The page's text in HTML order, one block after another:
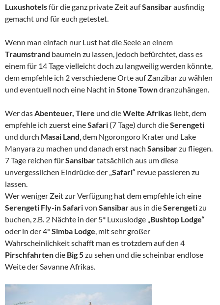
Luxushotelsfür die ganz private Zeit aufSansibarausfindig
gemacht und für euch getestet.
Wenn man einfach nur Lust hat die Seele an einem
Traumstrand baumeln zu lassen, jedoch befürchtet, dass es
einem für 14 Tage vielleicht doch zu langweilig werden könnte,
dem empfehle ich 2 verschiedene Orte auf Zanzibar zu wählen
und eventuell noch eine Nacht in Stone Towndranzuhängen.
Wer dasAbenteuer, Tiere und dieWeite Afrikas liebt, dem
empfehle ich zuerst eineSafari (7 Tage) durch dieSerengeti
und durch Masai Land, dem Ngorongoro Krater und Lake
Manyara zu machen und danach erst nach Sansibarzu fliegen.
7 Tage reichen fürSansibartatsächlich aus um diese
unvergesslichen Eindrücke der „Safari“ revue passieren zu
lassen.
Wer weniger Zeit zur Verfügung hat dem empfehle ich eine
Serengeti Fly-in Safarivon Sansibaraus in dieSerengetizu
buchen, z.B. 2 Nächte in der 5* Luxuslodge „Bushtop Lodge“
oder in der 4*Simba Lodge, mit sehr großer
Wahrscheinlichkeit schafft man es trotzdem auf den 4
Pirschfahrtendie Big 5zu sehen und die scheinbar endlose
Weite der Savanne Afrikas.